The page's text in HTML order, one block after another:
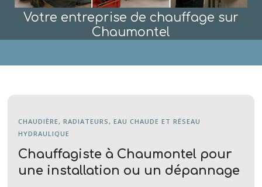
Votre entreprise de chauffage sur
Chaumontel
CHAUDIÈRE, RADIATEURS, EAU CHAUDE ET RÉSEAU
HYDRAULIQUE
Chauffagiste à Chaumontel pour
une installation ou un dépannage